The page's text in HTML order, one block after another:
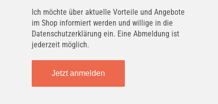
Ich möchte über aktuelle Vorteile und Angebote
im Shop informiert werden und willige in die
Datenschutzerklärung ein. Eine Abmeldung ist
jederzeit möglich.
Jetzt anmelden